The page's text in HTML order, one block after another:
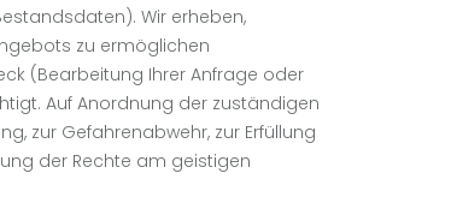
Wir erheben,
zu ermöglichen
(Bearbeitung Ihrer Anfrage oder
Auf Anordnung der zuständigen
zur Gefahrenabwehr, zur Erfüllung
der Rechte am geistigen